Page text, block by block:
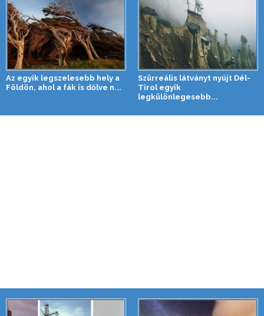
Az egyik legszelesebb hely a
Földön, ahol a fák is dőlve n...
Szürreális látványt nyújt Dél-
Tirol egyik
legkülönlegesebb...